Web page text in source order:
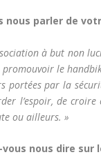
nous parler de
à but non
promouvoir le
portées par la
l’espoir, de croire
ou ailleurs. »
vous nous dire sur